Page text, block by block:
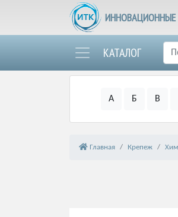
ИННОВАЦИОННЫЕ
КАТАЛОГ
А Б В
Главная Крепеж